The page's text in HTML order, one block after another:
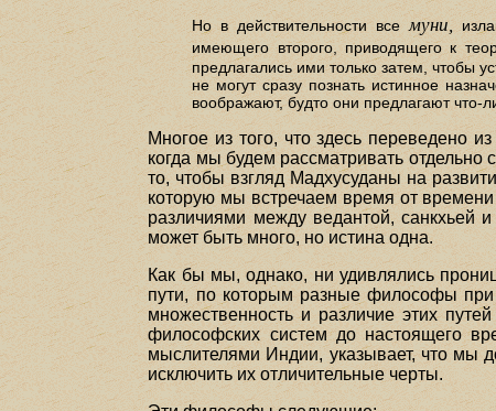
Но в действительности всемуни,
имеющего второго, приводящего к
предлагались ими только затем, чтобы
не могут сразу познать истинное
воображают, будто они предлагают
Многое из того, что здесь переведено
когда мы будем рассматривать
то, чтобы взгляд Мадхусуданы на
которую мы встречаем время от
различиями между ведантой, санкхьей
может быть много, но истина одна.
Как бы мы, однако, ни удивлялись
пути, по которым разные философы при
множественность и различие этих
философских систем до настоящего
мыслителями Индии, указывает, что мы
исключить их отличительные черты.